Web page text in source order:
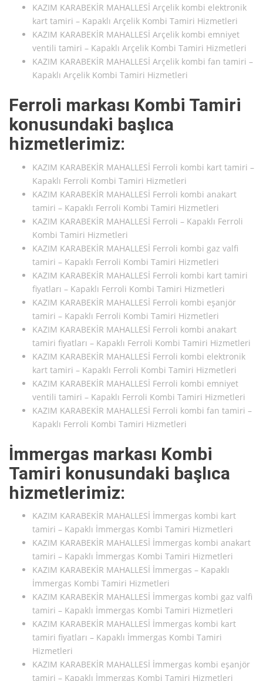
KAZIM KARABEKİR MAHALLESİ Arçelik kombi elektronik
kart tamiri – Kapaklı Arçelik Kombi Tamiri Hizmetleri
KAZIM KARABEKİR MAHALLESİ Arçelik kombi emniyet
ventili tamiri – Kapaklı Arçelik Kombi Tamiri Hizmetleri
KAZIM KARABEKİR MAHALLESİ Arçelik kombi fan tamiri –
Kapaklı Arçelik Kombi Tamiri Hizmetleri
Ferroli markası Kombi Tamiri
konusundaki başlıca
hizmetlerimiz:
KAZIM KARABEKİR MAHALLESİ Ferroli kombi kart tamiri –
Kapaklı Ferroli Kombi Tamiri Hizmetleri
KAZIM KARABEKİR MAHALLESİ Ferroli kombi anakart
tamiri – Kapaklı Ferroli Kombi Tamiri Hizmetleri
KAZIM KARABEKİR MAHALLESİ Ferroli – Kapaklı Ferroli
Kombi Tamiri Hizmetleri
KAZIM KARABEKİR MAHALLESİ Ferroli kombi gaz valfi
tamiri – Kapaklı Ferroli Kombi Tamiri Hizmetleri
KAZIM KARABEKİR MAHALLESİ Ferroli kombi kart tamiri
fiyatları – Kapaklı Ferroli Kombi Tamiri Hizmetleri
KAZIM KARABEKİR MAHALLESİ Ferroli kombi eşanjör
tamiri – Kapaklı Ferroli Kombi Tamiri Hizmetleri
KAZIM KARABEKİR MAHALLESİ Ferroli kombi anakart
tamiri fiyatları – Kapaklı Ferroli Kombi Tamiri Hizmetleri
KAZIM KARABEKİR MAHALLESİ Ferroli kombi elektronik
kart tamiri – Kapaklı Ferroli Kombi Tamiri Hizmetleri
KAZIM KARABEKİR MAHALLESİ Ferroli kombi emniyet
ventili tamiri – Kapaklı Ferroli Kombi Tamiri Hizmetleri
KAZIM KARABEKİR MAHALLESİ Ferroli kombi fan tamiri –
Kapaklı Ferroli Kombi Tamiri Hizmetleri
İmmergas markası Kombi
Tamiri konusundaki başlıca
hizmetlerimiz:
KAZIM KARABEKİR MAHALLESİ İmmergas kombi kart
tamiri – Kapaklı İmmergas Kombi Tamiri Hizmetleri
KAZIM KARABEKİR MAHALLESİ İmmergas kombi anakart
tamiri – Kapaklı İmmergas Kombi Tamiri Hizmetleri
KAZIM KARABEKİR MAHALLESİ İmmergas – Kapaklı
İmmergas Kombi Tamiri Hizmetleri
KAZIM KARABEKİR MAHALLESİ İmmergas kombi gaz valfi
tamiri – Kapaklı İmmergas Kombi Tamiri Hizmetleri
KAZIM KARABEKİR MAHALLESİ İmmergas kombi kart
tamiri fiyatları – Kapaklı İmmergas Kombi Tamiri
Hizmetleri
KAZIM KARABEKİR MAHALLESİ İmmergas kombi eşanjör
tamiri – Kapaklı İmmergas Kombi Tamiri Hizmetleri